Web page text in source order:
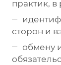
практик,
сторон и
обмену